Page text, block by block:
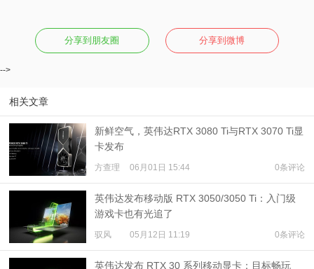
分享到朋友圈 分享到微博
-->
相关文章
新鲜空气，英伟达RTX 3080 Ti与RTX 3070 Ti显
卡发布
方查理 06月01日 15:44 0条评论
英伟达发布移动版 RTX 3050/3050 Ti：入门级
游戏卡也有光追了
驭风 05月12日 11:19 0条评论
英伟达发布 RTX 30 系列移动显卡：目标畅玩